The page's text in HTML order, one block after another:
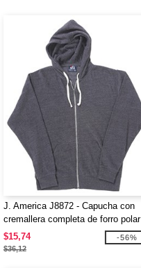
J. America J8872 - Capucha con
cremallera completa de forro polar
Tri-Blend para adulto
$15,74
$36,12
-56%